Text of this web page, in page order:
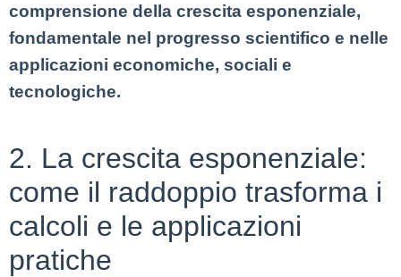
comprensione della crescita esponenziale,
fondamentale nel progresso scientifico e nelle
applicazioni economiche, sociali e
tecnologiche.
2. La crescita esponenziale:
come il raddoppio trasforma i
calcoli e le applicazioni
pratiche